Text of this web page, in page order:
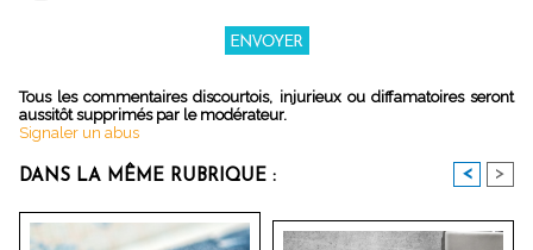
Tous les commentaires discourtois, injurieux ou diffamatoires seront
aussitôt supprimés par le modérateur.
Signaler un abus
DANS LA MÊME RUBRIQUE : < >